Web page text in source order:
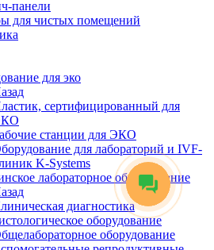
панели
для чистых помещений
для эко
сертифицированный для
станции для ЭКО
для лабораторий и IVF-
K-Systems
лабораторное оборудование
диагностика
оборудование
оборудование